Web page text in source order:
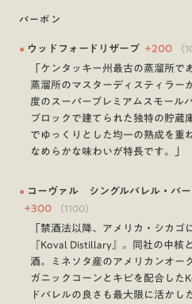
バーボン
● ウッドフォードリザーブ +200 （
「ケンタッキー州最古の蒸溜所
蒸溜所のマスターディスティラー
度のスーパープレミアムスモール
ブロックで建てられた独特の貯蔵
でゆっくりとした均一の熟成を重
なめらかな味わいが特長です。」
● コーヴァル シングルバレル・バ
+300 （1100）
「禁酒法以降、アメリカ・シカゴ
『Koval Distillary』。同社の中核
酒。ミネソタ産のアメリカンオー
ガニックコーンとキビを配合した
ドバレルの良さも最大限に活かし